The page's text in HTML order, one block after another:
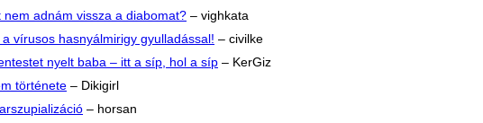
nem adnám vissza a diabomat? – vighkata
a vírusos hasnyálmirigy gyulladással! – civilke
nyelt baba – itt a síp, hol a síp – KerGiz
története – Dikigirl
– horsan